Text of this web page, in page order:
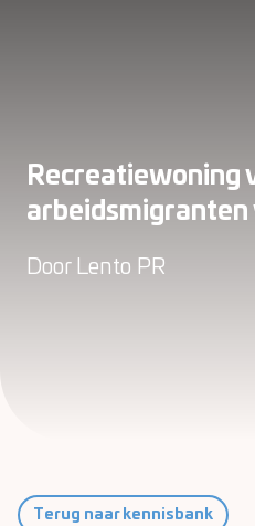
Recreatiewoning
arbeidsmigranten
Door Lento PR
Terug naar kennisbank